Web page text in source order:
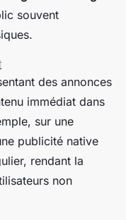
souvent
des annonces
immédiat dans
sur une
publicité native
rendant la
non